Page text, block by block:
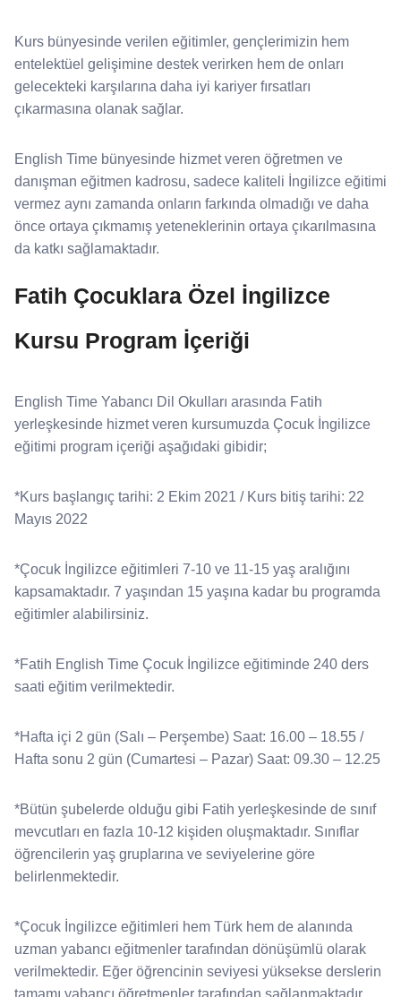
Kurs bünyesinde verilen eğitimler, gençlerimizin hem
entelektüel gelişimine destek verirken hem de onları
gelecekteki karşılarına daha iyi kariyer fırsatları
çıkarmasına olanak sağlar.
English Time bünyesinde hizmet veren öğretmen ve
danışman eğitmen kadrosu, sadece kaliteli İngilizce eğitimi
vermez aynı zamanda onların farkında olmadığı ve daha
önce ortaya çıkmamış yeteneklerinin ortaya çıkarılmasına
da katkı sağlamaktadır.
Fatih Çocuklara Özel İngilizce
Kursu Program İçeriği
English Time Yabancı Dil Okulları arasında Fatih
yerleşkesinde hizmet veren kursumuzda Çocuk İngilizce
eğitimi program içeriği aşağıdaki gibidir;
*Kurs başlangıç tarihi: 2 Ekim 2021 / Kurs bitiş tarihi: 22
Mayıs 2022
*Çocuk İngilizce eğitimleri 7-10 ve 11-15 yaş aralığını
kapsamaktadır. 7 yaşından 15 yaşına kadar bu programda
eğitimler alabilirsiniz.
*Fatih English Time Çocuk İngilizce eğitiminde 240 ders
saati eğitim verilmektedir.
*Hafta içi 2 gün (Salı – Perşembe) Saat: 16.00 – 18.55 /
Hafta sonu 2 gün (Cumartesi – Pazar) Saat: 09.30 – 12.25
*Bütün şubelerde olduğu gibi Fatih yerleşkesinde de sınıf
mevcutları en fazla 10-12 kişiden oluşmaktadır. Sınıflar
öğrencilerin yaş gruplarına ve seviyelerine göre
belirlenmektedir.
*Çocuk İngilizce eğitimleri hem Türk hem de alanında
uzman yabancı eğitmenler tarafından dönüşümlü olarak
verilmektedir. Eğer öğrencinin seviyesi yüksekse derslerin
tamamı yabancı öğretmenler tarafından sağlanmaktadır.